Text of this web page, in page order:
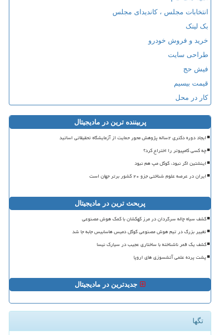
انتخابات مجلس ، کاندیدای مجلس
بک لینک
خرید و فروش خودرو
طراحی سایت
فیش حج
قیمت بیسیم
کار در محل
پربیننده ترین در مادیجیتال
ایجاد دوره دکتری ۲ساله پژوهش محور حمایت از آزمایشگاه تحقیقاتی اساتید
چه کسی کامپیوتر را اختراع کرد؟
اینشتین اگر نبود، گوگل مپ هم نبود
ایران در عرصه علوم شناختی جزو ۲۰ کشور برتر جهان است
پربحث ترین در مادیجیتال
کشف سیاه چاله سرگردان در مرز کهکشان با کمک هوش مصنوعی
تغییر بزرگ در تیم هوش مصنوعی گوگل دمیس هاسابیس جابه جا شد
کشف یک قمر ناشناخته با ساختاری عجیب در سیارک نیسا
پشت پرده علمی آتشسوزی های اروپا
جدیدترین در مادیجیتال
تگها